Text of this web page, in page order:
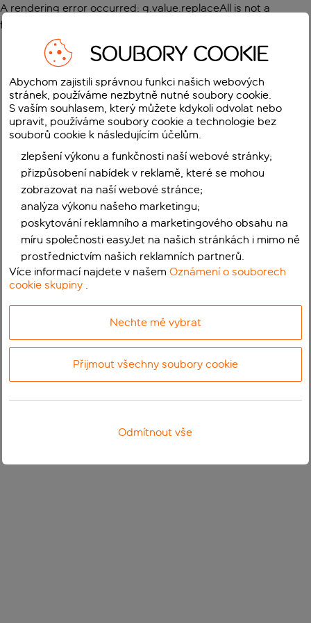
A rendering error occurred: g.value.replaceAll is not a
function
SOUBORY COOKIE
Abychom zajistili správnou funkci našich webových
stránek, používáme nezbytně nutné soubory cookie.
S vaším souhlasem, který můžete kdykoli odvolat nebo
upravit, používáme soubory cookie a technologie bez
souborů cookie k následujícím účelům.
zlepšení výkonu a funkčnosti naší webové stránky;
přizpůsobení nabídek v reklamě, které se mohou
zobrazovat na naší webové stránce;
analýza výkonu našeho marketingu;
poskytování reklamního a marketingového obsahu na
míru společnosti easyJet na našich stránkách i mimo ně
prostřednictvím našich reklamních partnerů.
Více informací najdete v našemOznámení o souborech
cookie skupiny .
Nechte mě vybrat
Přijmout všechny soubory cookie
Odmítnout vše